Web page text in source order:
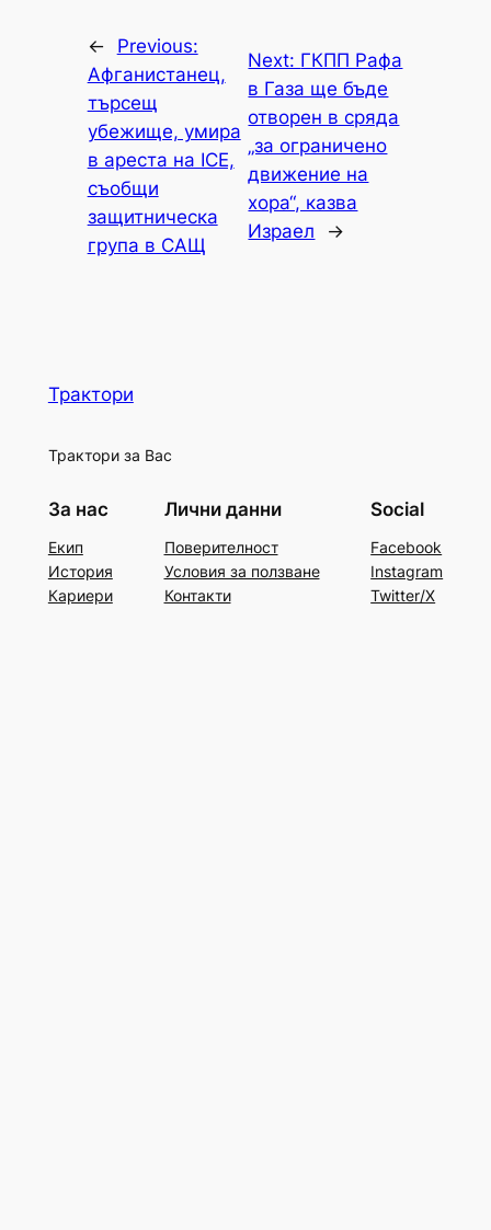
←
Previous:
Афганистанец,
търсещ
убежище, умира
в ареста на ICE,
съобщи
защитническа
група в САЩ
Next: ГКПП Рафа
в Газа ще бъде
отворен в сряда
„за ограничено
движение на
хора“, казва
Израел
→
Трактори
Трактори за Вас
За нас
Екип
История
Кариери
Лични данни
Поверителност
Условия за ползване
Контакти
Social
Facebook
Instagram
Twitter/X